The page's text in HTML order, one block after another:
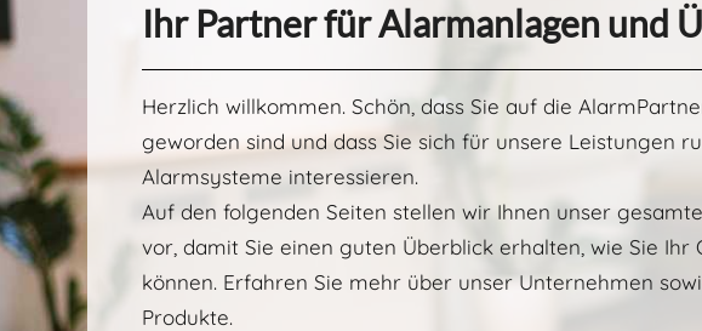
Ihr Partner für Alarmanlagen und
Herzlich willkommen. Schön, dass Sie auf die
geworden sind und dass Sie sich für unsere Leistungen
Alarmsysteme interessieren.
Auf den folgenden Seiten stellen wir Ihnen unser
vor, damit Sie einen guten Überblick erhalten, wie Sie
können. Erfahren Sie mehr über unser Unternehmen
Produkte.